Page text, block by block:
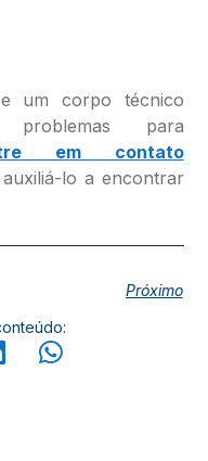
um corpo técnico
para
em contato
lo a encontrar
Próximo